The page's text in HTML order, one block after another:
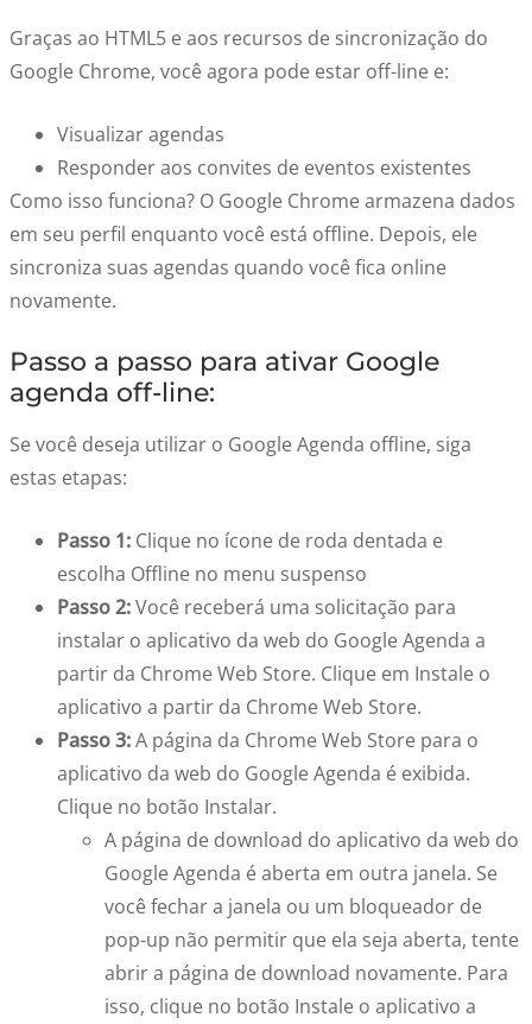
Graças ao HTML5 e aos recursos de sincronização do
Google Chrome, você agora pode estar off-line e:
Visualizar agendas
Responder aos convites de eventos existentes
Como isso funciona? O Google Chrome armazena dados
em seu perfil enquanto você está offline. Depois, ele
sincroniza suas agendas quando você fica online
novamente.
Passo a passo para ativar Google
agenda off-line:
Se você deseja utilizar o Google Agenda offline, siga
estas etapas:
Passo 1: Clique no ícone de roda dentada e
escolha Offline no menu suspenso
Passo 2:Você receberá uma solicitação para
instalar o aplicativo da web do Google Agenda a
partir da Chrome Web Store. Clique em Instale o
aplicativo a partir da Chrome Web Store.
Passo 3:A página da Chrome Web Store para o
aplicativo da web do Google Agenda é exibida.
Clique no botão Instalar.
A página de download do aplicativo da web do
Google Agenda é aberta em outra janela. Se
você fechar a janela ou um bloqueador de
pop-up não permitir que ela seja aberta, tente
abrir a página de download novamente. Para
isso, clique no botão Instale o aplicativo a